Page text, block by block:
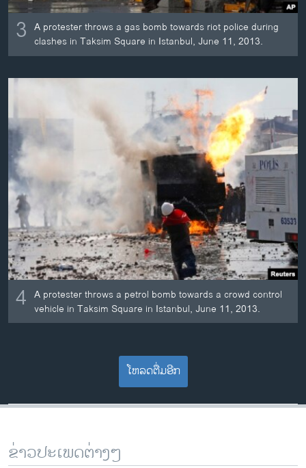
3 A protester throws a gas bomb towards riot police during
clashes in Taksim Square in Istanbul, June 11, 2013.
4 A protester throws a petrol bomb towards a crowd control
vehicle in Taksim Square in Istanbul, June 11, 2013.
ໂຫລດຕື່ມອີກ
ຂ່າວປະເພດຕ່າງໆ